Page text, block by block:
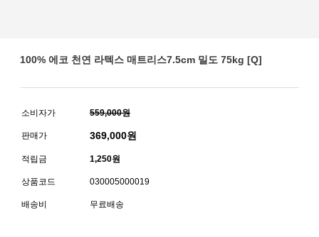
100% 에코 천연 라텍스 매트리스7.5cm 밀도 75kg [Q]
소비자가 559,000원
판매가 369,000원
적립금 1,250원
상품코드 030005000019
배송비 무료배송